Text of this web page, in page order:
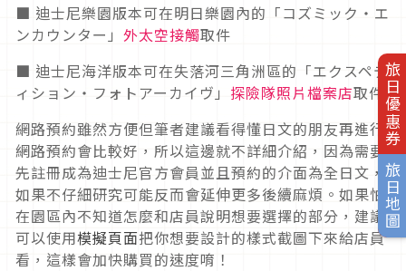
旅日優惠券
旅日地圖
■ 迪士尼樂園版本可在明日樂園內的「コズミック・エ
ンカウンター」 外太空接觸取件
■ 迪士尼海洋版本可在失落河三角洲區的「エクスペデ
ィション・フォトアーカイヴ」 探險隊照片檔案店取件
網路預約雖然方便但筆者建議看得懂日文的朋友再進行
網路預約會比較好，所以這邊就不詳細介紹，因為需要
先註冊成為迪士尼官方會員並且預約的介面為全日文，
如果不仔細研究可能反而會延伸更多後續麻煩。如果怕
在園區內不知道怎麼和店員說明想要選擇的部分，建議
可以使用模擬頁面把你想要設計的樣式截圖下來給店員
看，這樣會加快購買的速度唷！